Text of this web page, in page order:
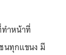
ำหน้าที่
ทุกแขนง มี